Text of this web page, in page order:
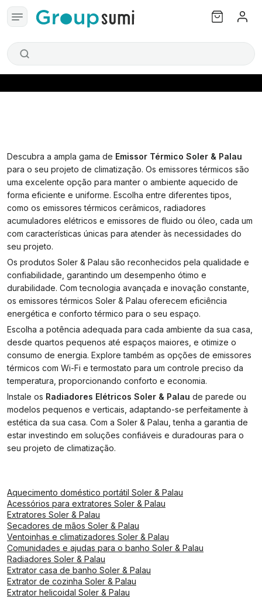
Descubra a ampla gama de Emissor Térmico Soler & Palau
para o seu projeto de climatização. Os emissores térmicos são
uma excelente opção para manter o ambiente aquecido de
forma eficiente e uniforme. Escolha entre diferentes tipos,
como os emissores térmicos cerâmicos, radiadores
acumuladores elétricos e emissores de fluido ou óleo, cada um
com características únicas para atender às necessidades do
seu projeto.
Os produtos Soler & Palau são reconhecidos pela qualidade e
confiabilidade, garantindo um desempenho ótimo e
durabilidade. Com tecnologia avançada e inovação constante,
os emissores térmicos Soler & Palau oferecem eficiência
energética e conforto térmico para o seu espaço.
Escolha a potência adequada para cada ambiente da sua casa,
desde quartos pequenos até espaços maiores, e otimize o
consumo de energia. Explore também as opções de emissores
térmicos com Wi-Fi e termostato para um controle preciso da
temperatura, proporcionando conforto e economia.
Instale os Radiadores Elétricos Soler & Palau de parede ou
modelos pequenos e verticais, adaptando-se perfeitamente à
estética da sua casa. Com a Soler & Palau, tenha a garantia de
estar investindo em soluções confiáveis e duradouras para o
seu projeto de climatização.
Aquecimento doméstico portátil Soler & Palau
Acessórios para extratores Soler & Palau
Extratores Soler & Palau
Secadores de mãos Soler & Palau
Ventoinhas e climatizadores Soler & Palau
Comunidades e ajudas para o banho Soler & Palau
Radiadores Soler & Palau
Extrator casa de banho Soler & Palau
Extrator de cozinha Soler & Palau
Extrator helicoidal Soler & Palau